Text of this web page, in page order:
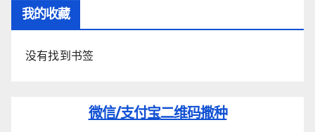
我的收藏
没有找到书签
微信/支付宝二维码撒种